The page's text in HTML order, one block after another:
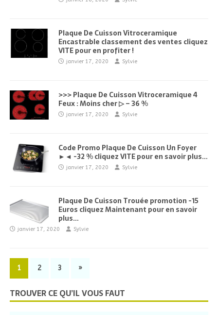
Plaque De Cuisson Vitroceramique
Encastrable classement des ventes cliquez
VITE pour en profiter !
janvier 17, 2020 Sylvie
>>> Plaque De Cuisson Vitroceramique 4
Feux : Moins cher ▷ – 36 %
janvier 17, 2020 Sylvie
Code Promo Plaque De Cuisson Un Foyer
►◄ -32 % cliquez VITE pour en savoir plus…
janvier 17, 2020 Sylvie
Plaque De Cuisson Trouée promotion -15
Euros cliquez Maintenant pour en savoir
plus…
janvier 17, 2020 Sylvie
1 2 3 »
TROUVER CE QU’IL VOUS FAUT